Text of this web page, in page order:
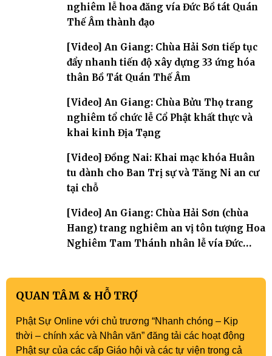
nghiêm lễ hoa đăng vía Đức Bồ tát Quán
Thế Âm thành đạo
[Video] An Giang: Chùa Hải Sơn tiếp tục
đẩy nhanh tiến độ xây dựng 33 ứng hóa
thân Bồ Tát Quán Thế Âm
[Video] An Giang: Chùa Bửu Thọ trang
nghiêm tổ chức lễ Cổ Phật khất thực và
khai kinh Địa Tạng
[Video] Đồng Nai: Khai mạc khóa Huân
tu dành cho Ban Trị sự và Tăng Ni an cư
tại chỗ
[Video] An Giang: Chùa Hải Sơn (chùa
Hang) trang nghiêm an vị tôn tượng Hoa
Nghiêm Tam Thánh nhân lễ vía Đức
QUAN TÂM & HỖ TRỢ
Phật Sự Online với chủ trương “Nhanh chóng – Kịp
thời – chính xác và Nhân văn” đăng tải các hoạt động
Phật sự của các cấp Giáo hội và các tự viện trong cả